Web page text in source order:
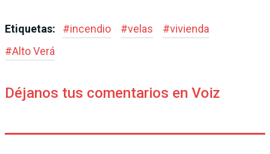
Etiquetas: #incendio #velas #vivienda
#Alto Verá
Déjanos tus comentarios en Voiz